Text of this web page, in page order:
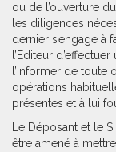
ou de l’ouverture
les diligences
dernier s’engage à
l’Editeur
l’informer de toute
opérations
présentes et à lui
Le Déposant et le
être amené à